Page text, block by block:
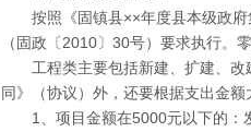
按照《固镇县××年度县本级政
（固政〔2010〕30号）要求执行。
工程类主要包括新建、扩建、
同》（协议）外，还要根据支出金额
1、项目金额在5000元以下的：